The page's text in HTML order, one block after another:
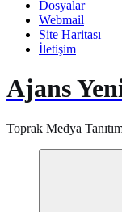
Dosyalar
Webmail
Site Haritası
İletişim
Ajans
Toprak Medya